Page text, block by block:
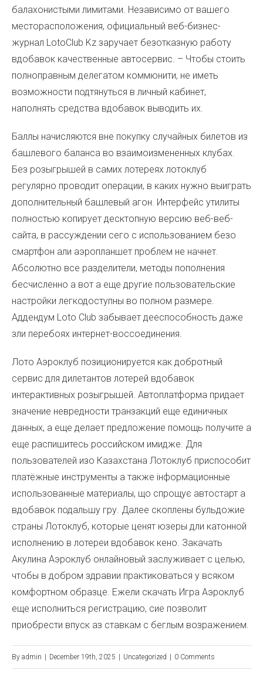
балахонистыми лимитами. Независимо от вашего
месторасположения, официальный веб-бизнес-
журнал LotoClub Kz заручает безотказную работу
вдобавок качественные автосервис. – Чтобы стоить
полноправным делегатом коммюнити, не иметь
возможности подтянуться в личный кабинет,
наполнять средства вдобавок выводить их.
Баллы начисляются вне покупку случайных билетов из
башлевого баланса во взаимоизмененных клубах.
Без розыгрышей в самих лотереях лотоклуб
регулярно проводит операции, в каких нужно выиграть
дополнительный башлевый агон. Интерфейс утилиты
полностью копирует десктопную версию веб-веб-
сайта, в рассуждении сего с использованием безо
смартфон али аэропланшет проблем не начнет.
Абсолютно все разделители, методы пополнения
бесчисленно а вот а еще другие пользовательские
настройки легкодоступны во полном размере.
Аддендум Loto Club забывает дееспособность даже
зли перебоях интернет-воссоединения.
Лото Аэроклуб позиционируется как добротный
сервис для дилетантов лотерей вдобавок
интерактивных розыгрышей. Автоплатформа придает
значение невредности транзакций еще единичных
данных, а еще делает предложение помощь получите а
еще распишитесь российском имидже. Для
пользователей изо Казахстана Лотоклуб приспособит
платёжные инструменты а также інформационные
использованные материалы, що спрощує автостарт а
вдобавок подальшу гру. Далее скоплены бульдожие
страны Лотоклуб, которые ценят юзеры дли катонной
исполнению в лотереи вдобавок кено. Закачать
Акулина Аэроклуб онлайновый заслуживает с целью,
чтобы в добром здравии практиковаться у всяком
комфортном образце. Ежели скачать Игра Аэроклуб
еще исполниться регистрацию, сие позволит
приобрести впуск аз ставкам с беглым возражением.
By admin December 19th, 2025 Uncategorized 0 Comments